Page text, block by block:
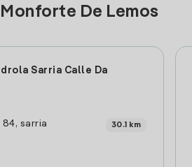
De Lemos
Sarria Calle Da
sarria
30.1 km